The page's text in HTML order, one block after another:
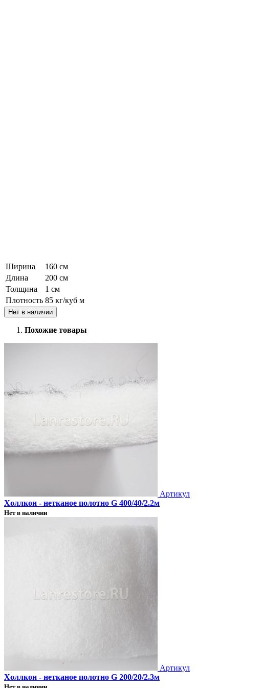
Ширина
160 см
Длина
200 см
Толщина
1 см
Плотность 85 кг/куб м
Нет в наличии
Похожие товары
Артикул
Холлкон - нетканое полотно G 400/40/2.2м
Нет в наличии
Артикул
Холлкон - нетканое полотно G 200/20/2.3м